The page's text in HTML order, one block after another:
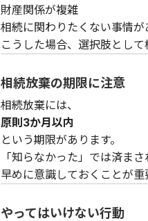
財産関係が複雑
相続に関わりたくない事情が
こうした場合、選択肢として
相続放棄の期限に注意
相続放棄には、
原則3か月以内
という期限があります。
「知らなかった」では済まさ
早めに意識しておくことが重
やってはいけない行動